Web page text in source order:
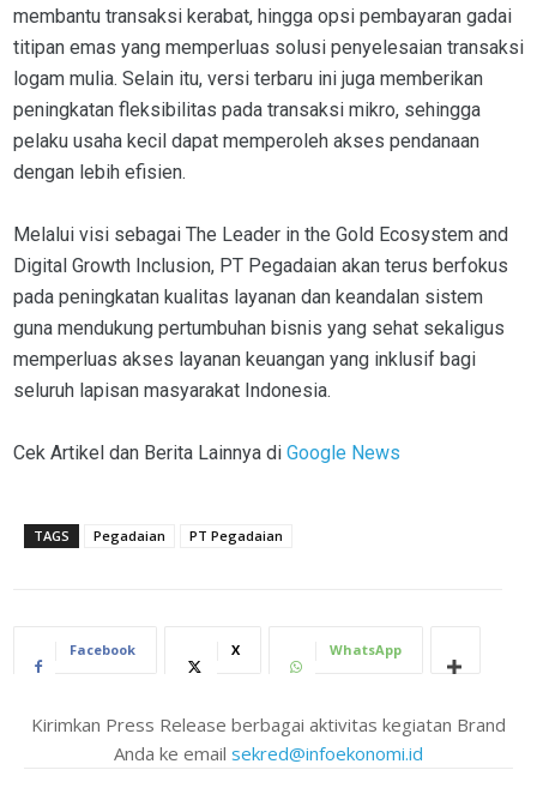
membantu transaksi kerabat, hingga opsi pembayaran gadai
titipan emas yang memperluas solusi penyelesaian transaksi
logam mulia. Selain itu, versi terbaru ini juga memberikan
peningkatan fleksibilitas pada transaksi mikro, sehingga
pelaku usaha kecil dapat memperoleh akses pendanaan
dengan lebih efisien.
Melalui visi sebagai The Leader in the Gold Ecosystem and
Digital Growth Inclusion, PT Pegadaian akan terus berfokus
pada peningkatan kualitas layanan dan keandalan sistem
guna mendukung pertumbuhan bisnis yang sehat sekaligus
memperluas akses layanan keuangan yang inklusif bagi
seluruh lapisan masyarakat Indonesia.
Cek Artikel dan Berita Lainnya di Google News
TAGS Pegadaian PT Pegadaian
Facebook X WhatsApp
Kirimkan Press Release berbagai aktivitas kegiatan Brand
Anda ke email sekred@infoekonomi.id